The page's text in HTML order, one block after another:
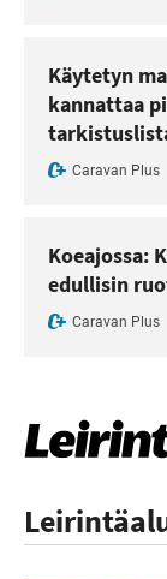
Käytetyn
kannattaa
Caravan Plus
Koeajossa:
edullisin
Caravan Plus